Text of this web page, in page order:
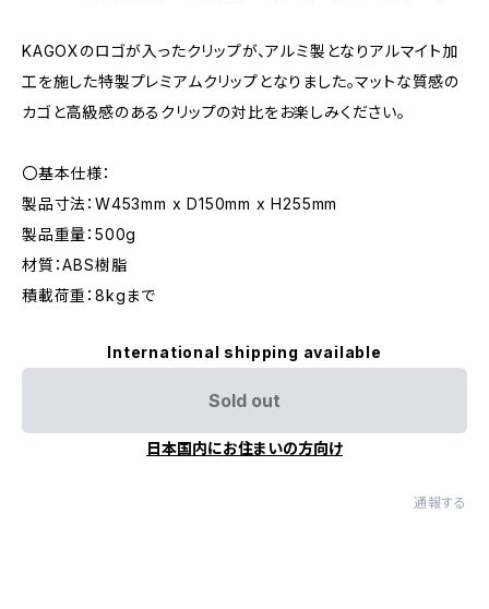
KAGOXのロゴが入ったクリップが、アルミ製となりアルマイト加
工を施した特製プレミアムクリップとなりました。マットな質感の
カゴと高級感のあるクリップの対比をお楽しみください。
〇基本仕様：
製品寸法：W453mm x D150mm x H255mm
製品重量：500g
材質：ABS樹脂
積載荷重：8kgまで
International shipping available
Sold out
日本国内にお住まいの方向け
通報する